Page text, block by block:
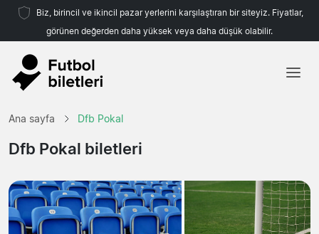
Biz, birincil ve ikincil pazar yerlerini karşılaştıran bir siteyiz. Fiyatlar,
görünen değerden daha yüksek veya daha düşük olabilir.
Seyahat Acenteleri
Ana sayfa Dfb Pokal
Dfb Pokal biletleri